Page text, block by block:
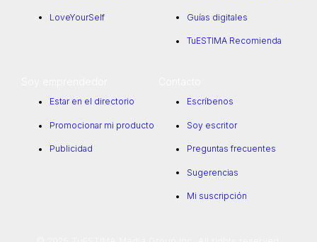
LoveYourSelf Guías digitales
TuESTIMA Recomienda
Estar en el directorio
Promocionar mi producto
Publicidad
Escríbenos
Soy escritor
Preguntas frecuentes
Sugerencias
Mi suscripción